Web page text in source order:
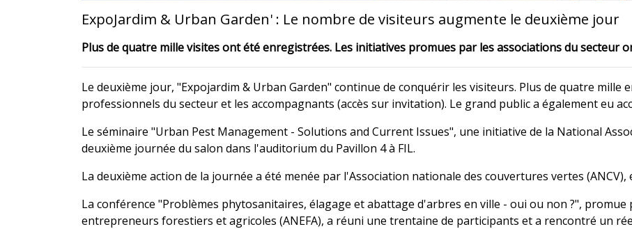
ExpoJardim & Urban Garden' : Le nombre de visiteurs augmente le deuxième jour
Plus de quatre mille visites ont été enregistrées. Les initiatives promues par les associations du secteur
Le deuxième jour, "Expojardim & Urban Garden" continue de conquérir les visiteurs. Plus de quatre mille
professionnels du secteur et les accompagnants (accès sur invitation). Le grand public a également eu
Le séminaire "Urban Pest Management - Solutions and Current Issues", une initiative de la National
deuxième journée du salon dans l'auditorium du Pavillon 4 à FIL.
La deuxième action de la journée a été menée par l'Association nationale des couvertures vertes
La conférence "Problèmes phytosanitaires, élagage et abattage d'arbres en ville - oui ou non ?",
entrepreneurs forestiers et agricoles (ANEFA), a réuni une trentaine de participants et a rencontré un